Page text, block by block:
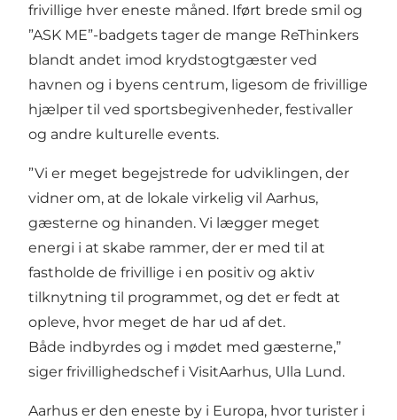
frivillige hver eneste måned. Iført brede smil og
”ASK ME”-badgets tager de mange ReThinkers
blandt andet imod krydstogtgæster ved
havnen og i byens centrum, ligesom de frivillige
hjælper til ved sportsbegivenheder, festivaller
og andre kulturelle events.
”Vi er meget begejstrede for udviklingen, der
vidner om, at de lokale virkelig vil Aarhus,
gæsterne og hinanden. Vi lægger meget
energi i at skabe rammer, der er med til at
fastholde de frivillige i en positiv og aktiv
tilknytning til programmet, og det er fedt at
opleve, hvor meget de har ud af det.
Både indbyrdes og i mødet med gæsterne,”
siger frivillighedschef i VisitAarhus, Ulla Lund.
Aarhus er den eneste by i Europa, hvor turister i